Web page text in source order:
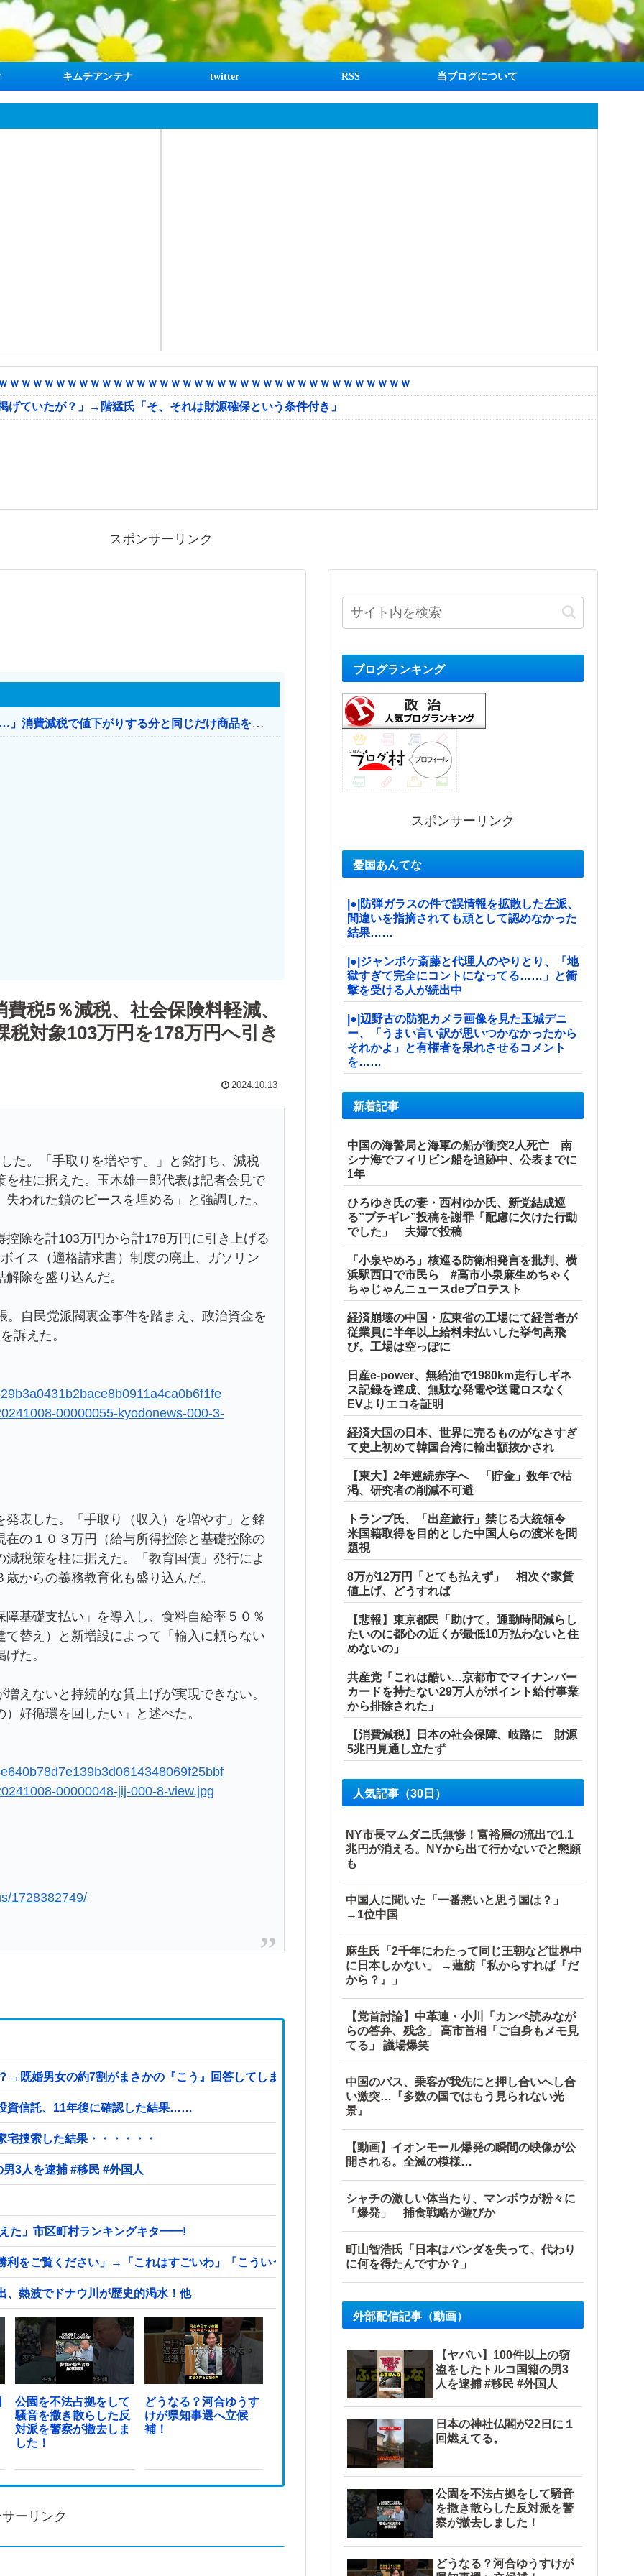
キムチアンテナ twitter RSS 当ブログについて
ｗｗｗｗｗｗｗｗｗｗｗｗｗｗｗｗｗｗｗｗｗｗｗｗｗｗｗｗｗｗｗｗｗｗ
ていたが？」→階猛氏「そ、それは財源確保という条件付き」
スポンサーリンク
【消費税率1％】 「下げるのが筋なんですけど…」消費減税で値下がりする分と同じだけ商品を値上げして店頭価格を変えない店も
税5％減税、社会保険料軽減、
対象103万円を178万円へ引き
2024.10.13
。「手取りを増やす。」と銘打ち、減税
柱に据えた。玉木雄一郎代表は記者会見で
われた鎖のピースを埋める」と強調した。
除を計103万円から計178万円に引き上げる
イス（適格請求書）制度の廃止、ガソリン
除を盛り込んだ。
自民党派閥裏金事件を踏まえ、政治資金を
訴えた。
00000055-kyodonews-000-3-
表した。「手取り（収入）を増やす」と銘
の１０３万円（給与所得控除と基礎控除の
税策を柱に据えた。「教育国債」発行によ
からの義務教育化も盛り込んだ。
基礎支払い」を導入し、食料自給率５０％
替え）と新増設によって「輸入に頼らない
た。
えないと持続的な賃上げが実現できない。
好循環を回したい」と述べた。
00000048-jij-000-8-view.jpg
1728382749/
→既婚男女の約7割がまさかの『こう』回答してしまうw w w w w w w w
資信託、11年後に確認した結果……
捜索した結果・・・・・・
【ヤバい】100件以上の窃盗をしたトルコ国籍の男3人を逮捕 #移民 #外国人
た」市区町村ランキングキタ━━!
をご覧ください」→「これはすごいわ」「こういうのを見ると日本人は何か適当に作る感じがしない・...
、熱波でドナウ川が歴史的渇水！他
公園を不法占拠をして
騒音を撒き散らした反
対派を警察が撤去しま
した！
どうなる？河合ゆうす
けが県知事選へ立候
補！
ーリンク
ブログランキング
スポンサーリンク
憂国あんてな
|●|防弾ガラスの件で誤情報を拡散した左派、
間違いを指摘されても頑として認めなかった
結果……
|●|ジャンポケ斎藤と代理人のやりとり、「地
獄すぎて完全にコントになってる……」と衝
撃を受ける人が続出中
|●|辺野古の防犯カメラ画像を見た玉城デニ
ー、「うまい言い訳が思いつかなかったから
それかよ」と有権者を呆れさせるコメント
を……
新着記事
中国の海警局と海軍の船が衝突2人死亡 南
シナ海でフィリピン船を追跡中、公表までに
1年
ひろゆき氏の妻・西村ゆか氏、新党結成巡
る”ブチギレ”投稿を謝罪「配慮に欠けた行動
でした」 夫婦で投稿
「小泉やめろ」核巡る防衛相発言を批判、横
浜駅西口で市民ら #高市小泉麻生めちゃく
ちゃじゃんニュースdeプロテスト
経済崩壊の中国・広東省の工場にて経営者が
従業員に半年以上給料未払いした挙句高飛
び。工場は空っぽに
日産e-power、無給油で1980km走行しギネ
ス記録を達成、無駄な発電や送電ロスなく
EVよりエコを証明
経済大国の日本、世界に売るものがなさすぎ
て史上初めて韓国台湾に輸出額抜かされ
【東大】2年連続赤字へ 「貯金」数年で枯
渇、研究者の削減不可避
トランプ氏、「出産旅行」禁じる大統領令
米国籍取得を目的とした中国人らの渡米を問
題視
8万が12万円「とても払えず」 相次ぐ家賃
値上げ、どうすれば
【悲報】東京都民「助けて。通勤時間減らし
たいのに都心の近くが最低10万払わないと住
めないの」
共産党「これは酷い…京都市でマイナンバー
カードを持たない29万人がポイント給付事業
から排除された」
【消費減税】日本の社会保障、岐路に 財源
5兆円見通し立たず
人気記事（30日）
NY市長マムダニ氏無惨！富裕層の流出で1.1
兆円が消える。NYから出て行かないでと懇願
も
中国人に聞いた「一番悪いと思う国は？」
→1位中国
麻生氏「2千年にわたって同じ王朝など世界中
に日本しかない」 →蓮舫「私からすれば『だ
から？』」
【党首討論】中革連・小川「カンペ読みなが
らの答弁、残念」 高市首相「ご自身もメモ見
てる」 議場爆笑
中国のバス、乗客が我先にと押し合いへし合
い激突…『多数の国ではもう見られない光
景』
【動画】イオンモール爆発の瞬間の映像が公
開される。全滅の模様…
シャチの激しい体当たり、マンボウが粉々に
「爆発」 捕食戦略か遊びか
町山智浩氏「日本はパンダを失って、代わり
に何を得たんですか？」
外部配信記事（動画）
【ヤバい】100件以上の窃
盗をしたトルコ国籍の男3
人を逮捕 #移民 #外国人
日本の神社仏閣が22日に１
回燃えてる。
公園を不法占拠をして騒音
を撒き散らした反対派を警
察が撤去しました！
どうなる？河合ゆうすけが